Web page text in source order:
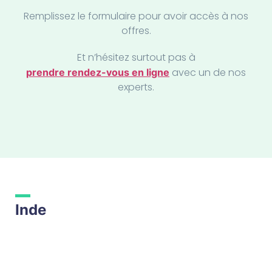
Malte
Remplissez le formulaire pour avoir accès à nos
offres.
Et n’hésitez surtout pas à
prendre rendez-vous en ligne avec un de nos
experts.
Inde